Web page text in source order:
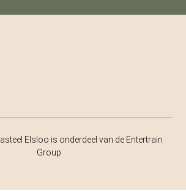
Elsloo is onderdeel van de Entertrain
Group